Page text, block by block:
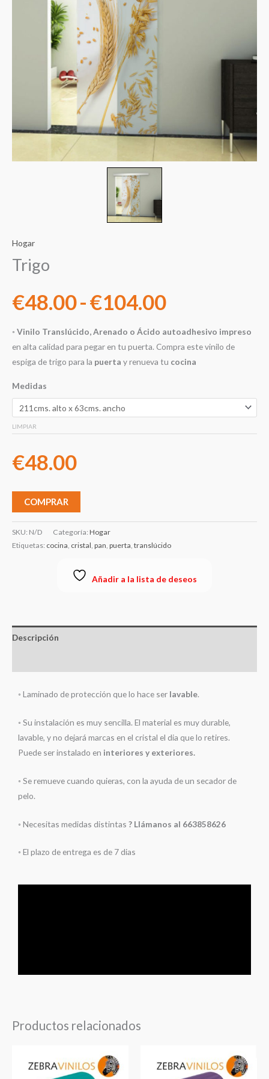
Hogar
Trigo
€48.00-€104.00
hasta
€104.00
◦ Vinilo Translúcido, Arenado o Ácido autoadhesivo impreso
en alta calidad para pegar en tu puerta. Compra este vinilo de
espiga de trigo para la puerta y renueva tu cocina
Medidas
LIMPIAR
€48.00
COMPRAR
SKU: N/D Categoría: Hogar
Etiquetas: cocina, cristal, pan, puerta, translúcido
Añadir a la lista de deseos
Descripción
◦ Laminado de protección que lo hace ser lavable.
◦ Su instalación es muy sencilla. El material es muy durable,
lavable, y no dejará marcas en el cristal el dia que lo retires.
Puede ser instalado en interiores y exteriores.
◦ Se remueve cuando quieras, con la ayuda de un secador de
pelo.
◦ Necesitas medidas distintas ? Llámanos al 663858626
◦ El plazo de entrega es de 7 dias
Productos relacionados
Rango
Rango